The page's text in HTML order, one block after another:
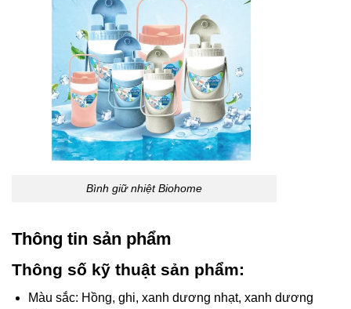
Bình giữ nhiệt Biohome
Thông tin sản phẩm
Thông số kỹ thuật sản phẩm:
Màu sắc: Hồng, ghi, xanh dương nhạt, xanh dương